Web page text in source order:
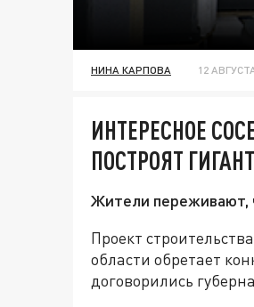
НИНА КАРПОВА 12
ИНТЕРЕСНОЕ
ПОСТРОЯТ
Жители переживают,
Проект
области обретает
договорились